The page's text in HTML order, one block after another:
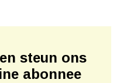
steun ons
abonnee